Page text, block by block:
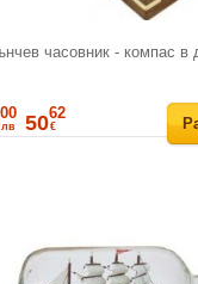
часовник - компас в
00
лв 5062
€